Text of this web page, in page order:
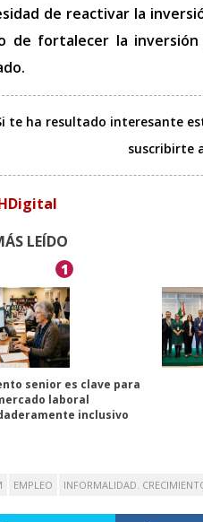
de reactivar la
de fortalecer la
te ha resultado interesante
suscribirte
LEÍDO
1
senior es clave para
laboral
inclusivo
EMPLEO INFORMALIDAD.